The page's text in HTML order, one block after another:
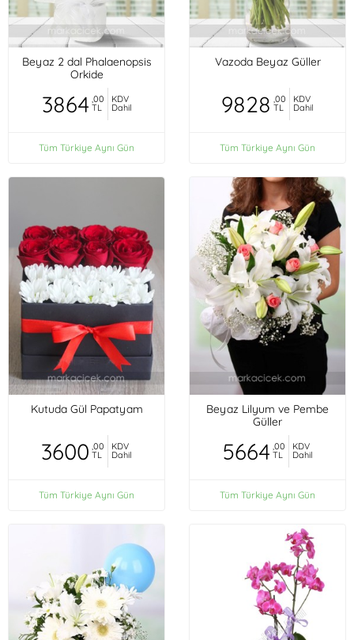
Beyaz 2 dal Phalaenopsis
Orkide
3864 ,00
TL
KDV
Dahil
Tüm Türkiye Aynı Gün
Vazoda Beyaz Güller
9828 ,00
TL
KDV
Dahil
Tüm Türkiye Aynı Gün
Kutuda Gül Papatyam
3600 ,00
TL
KDV
Dahil
Tüm Türkiye Aynı Gün
Beyaz Lilyum ve Pembe
Güller
5664 ,00
TL
KDV
Dahil
Tüm Türkiye Aynı Gün